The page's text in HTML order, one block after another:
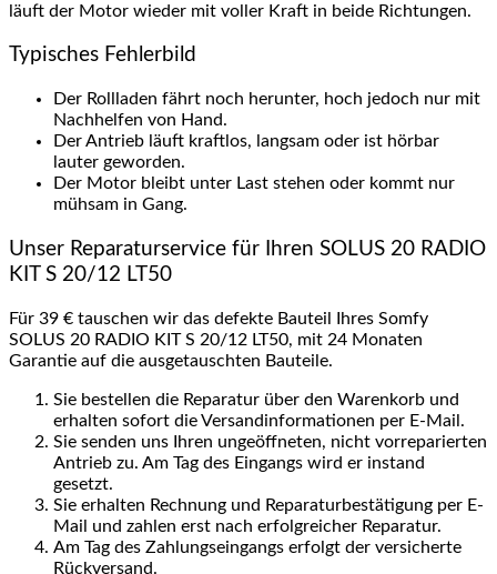
läuft der Motor wieder mit voller Kraft in beide Richtungen.
Typisches Fehlerbild
Der Rollladen fährt noch herunter, hoch jedoch nur mit
Nachhelfen von Hand.
Der Antrieb läuft kraftlos, langsam oder ist hörbar
lauter geworden.
Der Motor bleibt unter Last stehen oder kommt nur
mühsam in Gang.
Unser Reparaturservice für Ihren SOLUS 20 RADIO
KIT S 20/12 LT50
Für 39 € tauschen wir das defekte Bauteil Ihres Somfy
SOLUS 20 RADIO KIT S 20/12 LT50, mit 24 Monaten
Garantie auf die ausgetauschten Bauteile.
Sie bestellen die Reparatur über den Warenkorb und
erhalten sofort die Versandinformationen per E-Mail.
Sie senden uns Ihren ungeöffneten, nicht vorreparierten
Antrieb zu. Am Tag des Eingangs wird er instand
gesetzt.
Sie erhalten Rechnung und Reparaturbestätigung per E-
Mail und zahlen erst nach erfolgreicher Reparatur.
Am Tag des Zahlungseingangs erfolgt der versicherte
Rückversand.